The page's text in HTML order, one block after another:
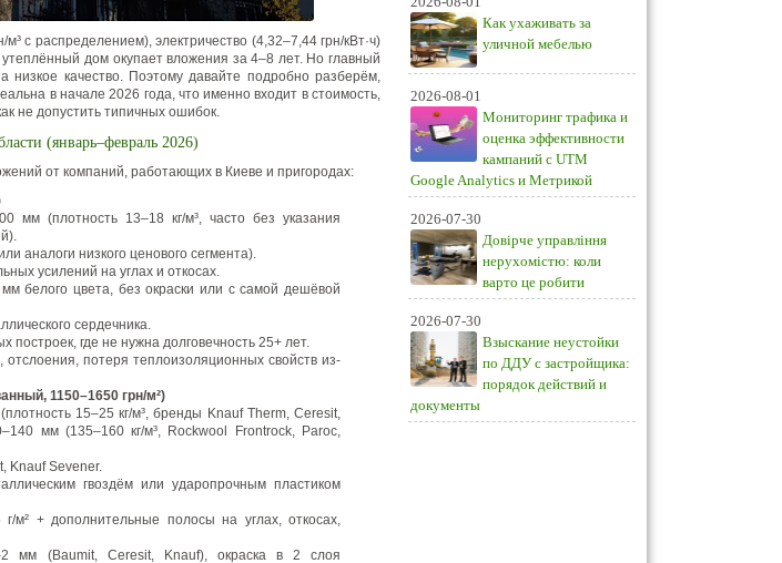
с распределением), электричество (4,32–7,44 грн/кВт·ч)
дом окупает вложения за 4–8 лет. Но главный
качество. Поэтому давайте подробно разберём,
в начале 2026 года, что именно входит в стоимость,
не допустить типичных ошибок.
(январь–февраль 2026)
от компаний, работающих в Киеве и пригородах:
мм (плотность 13–18 кг/м³, часто без указания
аналоги низкого ценового сегмента).
усилений на углах и откосах.
белого цвета, без окраски или с самой дешёвой
сердечника.
построек, где не нужна долговечность 25+ лет.
потеря теплоизоляционных свойств из-
1150–1650 грн/м²)
15–25 кг/м³, бренды Knauf Therm, Ceresit,
мм (135–160 кг/м³, Rockwool Frontrock, Paroc,
Knauf Sevener.
гвоздём или ударопрочным пластиком
м² + дополнительные полосы на углах, откосах,
мм (Baumit, Ceresit, Knauf), окраска в 2 слоя
Как ухаживать за
уличной мебелью
2026-08-01
Мониторинг трафика и
оценка эффективности
кампаний с UTM
Google Analytics и Метрикой
2026-07-30
Довірче управління
нерухомістю: коли
варто це робити
2026-07-30
Взыскание неустойки
по ДДУ с застройщика:
порядок действий и
документы